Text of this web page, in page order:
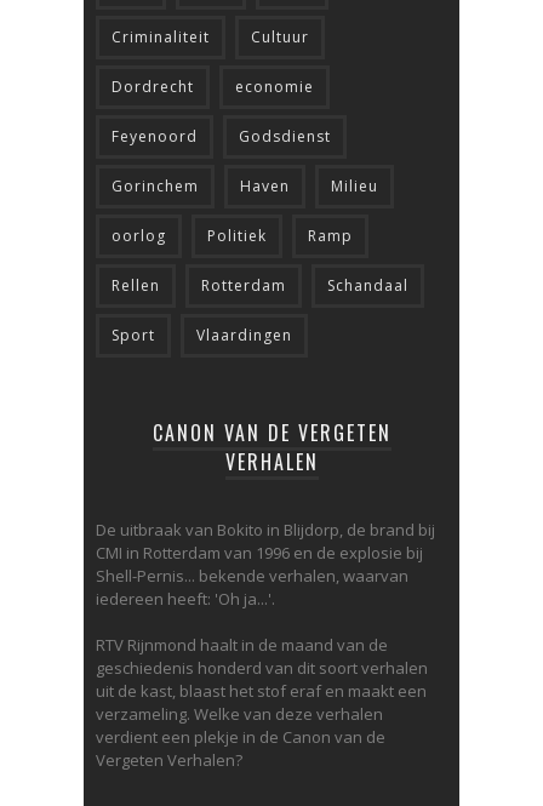
Criminaliteit Cultuur
Dordrecht economie
Feyenoord Godsdienst
Gorinchem Haven Milieu
oorlog Politiek Ramp
Rellen Rotterdam Schandaal
Sport Vlaardingen
CANON VAN DE VERGETEN
VERHALEN
De uitbraak van Bokito in Blijdorp, de brand bij
CMI in Rotterdam van 1996 en de explosie bij
Shell-Pernis... bekende verhalen, waarvan
iedereen heeft: 'Oh ja...'.
RTV Rijnmond haalt in de maand van de
geschiedenis honderd van dit soort verhalen
uit de kast, blaast het stof eraf en maakt een
verzameling. Welke van deze verhalen
verdient een plekje in de Canon van de
Vergeten Verhalen?